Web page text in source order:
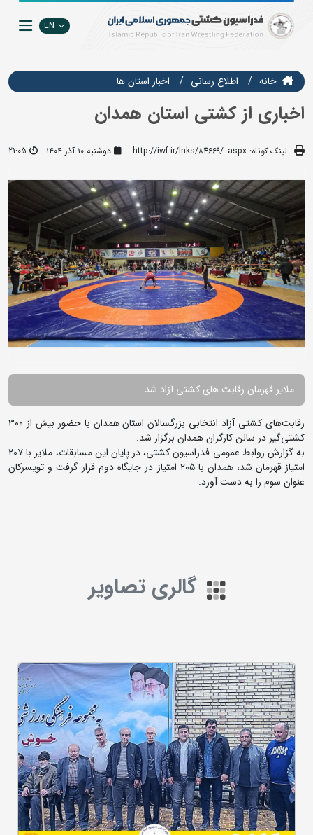
EN
خانه اطلاع رسانی اخبار استان ها
اخباری از کشتی استان همدان
لینک کوتاه: http://iwf.ir/lnks/84669/-.aspx دوشنبه ۱۰ آذر ۱۴۰۴ 21:05
ملایر قهرمان رقابت های کشتی آزاد شد
رقابت‌های کشتی آزاد انتخابی بزرگسالان استان همدان با حضور بیش از ۳۰۰
کشتی‌گیر در سالن کارگران همدان برگزار شد.
به گزارش روابط عمومی فدراسیون کشتی، در پایان این مسابقات، ملایر با ۲۰۷
امتیاز قهرمان شد، همدان با ۲۰۵ امتیاز در جایگاه دوم قرار گرفت و تویسرکان
عنوان سوم را به دست آورد.
گالری تصاویر